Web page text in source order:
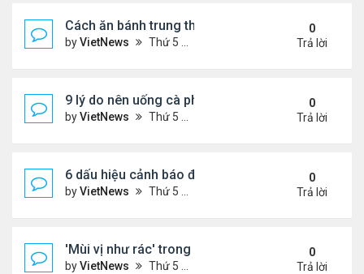
Cách ăn bánh trung thu không lo béo
byVietNews Thứ 5 Tháng 8 18, 2022 5:25 pm
0
Trả lời
9 lý do nên uống cà phê mỗi ngày
byVietNews Thứ 5 Tháng 8 18, 2022 5:11 pm
0
Trả lời
6 dấu hiệu cảnh báo đau tim ở phụ nữ cần lưu ý
byVietNews Thứ 5 Tháng 8 18, 2022 5:09 pm
0
Trả lời
'Mùi vị như rác' trong miệng sau khi uống thuốc
byVietNews Thứ 5 Tháng 8 18, 2022 4:39 pm
0
Trả lời